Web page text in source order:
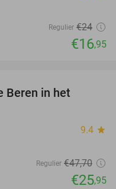
Regulier €24
€16,95
Beren in het
9.4 star
Regulier €47,70
€25,95